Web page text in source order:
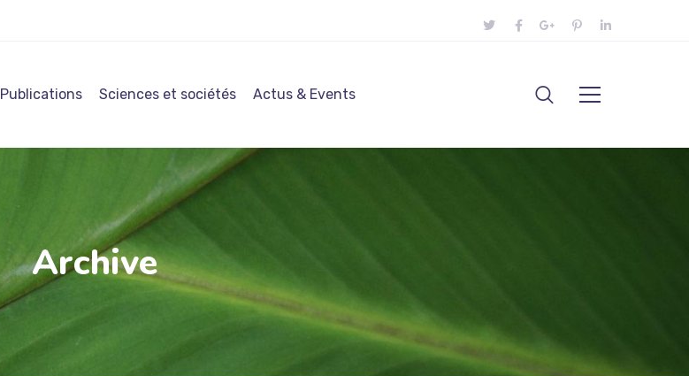
Publications Sciences et sociétés Actus & Events
Archive